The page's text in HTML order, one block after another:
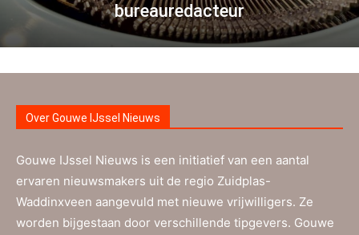
bureauredacteur
Over Gouwe IJssel Nieuws
Gouwe IJssel Nieuws is een initiatief van een aantal
ervaren nieuwsmakers uit de regio Zuidplas-
Waddinxveen aangevuld met nieuwe vrijwilligers. Ze
worden bijgestaan door verschillende tipgevers. Gouwe